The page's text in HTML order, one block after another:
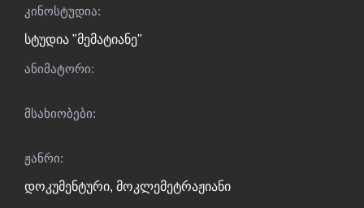
კინოსტუდია:
სტუდია "მემატიანე"
ანიმატორი:
მსახიობები:
ჟანრი:
დოკუმენტური, მოკლემეტრაჟიანი